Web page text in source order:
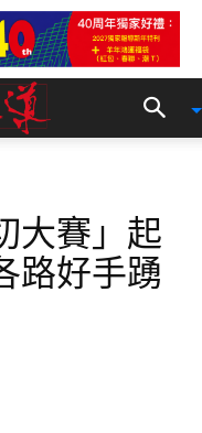
大賽」起
路好手踴